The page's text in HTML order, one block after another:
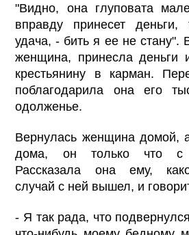
"Видно, она глуповата
вправду принесет
удача, - бить я ее не стану".
женщина, принесла деньги
крестьянину в карман.
поблагодарила она его
одолженье.
Вернулась женщина домой,
дома, он только что с
Рассказала она ему,
случай с ней вышел, и
- Я так рада, что